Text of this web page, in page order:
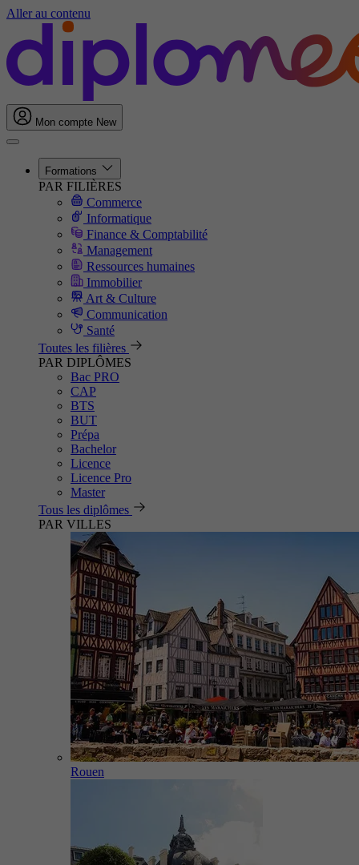
Aller au contenu
Mon compte New
Formations
PAR FILIÈRES
Commerce
Informatique
Finance & Comptabilité
Management
Ressources humaines
Immobilier
Art & Culture
Communication
Santé
Toutes les filières
PAR DIPLÔMES
Bac PRO
CAP
BTS
BUT
Prépa
Bachelor
Licence
Licence Pro
Master
Tous les diplômes
PAR VILLES
Rouen